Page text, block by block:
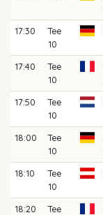
17:30
Tee
10
17:40
Tee
10
17:50
Tee
10
18:00
Tee
10
18:10
Tee
10
18:20
Tee